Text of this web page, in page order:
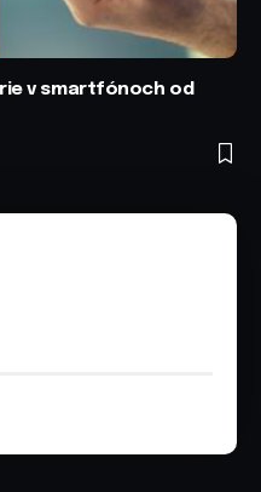
v smartfónoch od